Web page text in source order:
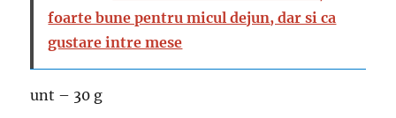
foarte bune pentru micul dejun, dar si ca
gustare intre mese
unt – 30 g